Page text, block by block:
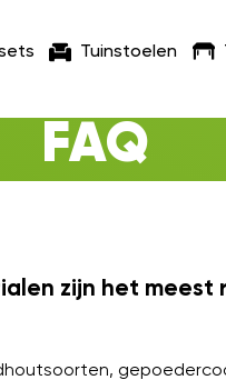
Tuinstoelen
FAQ
zijn het